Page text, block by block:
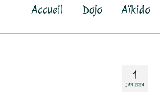
Accueil Dojo Aïkido
1
JAN 2024